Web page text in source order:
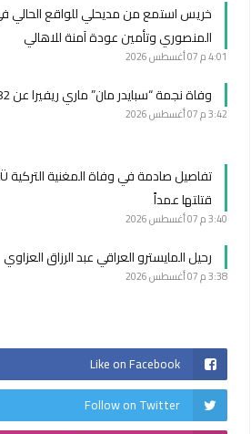
خريس استمع من مديحلي للواقع الحالي
المنصوري وتأمين عودة آمنة للاهالي
4:01 م 07 أغسطس 2026
وفاة نجمة “سبايدر مان” ماري ريفيرا عن 82 عامًا
3:42 م 07 أغسطس 2026
قتلتها عمداً
3:40 م 07 أغسطس 2026
رحيل المايسترو العراقي عبد الرزاق العزاوي
3:38 م 07 أغسطس 2026
Like on Facebook
Follow on Twitter